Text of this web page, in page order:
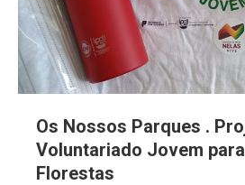
Os Nossos Parques .
Voluntariado Jovem
Florestas